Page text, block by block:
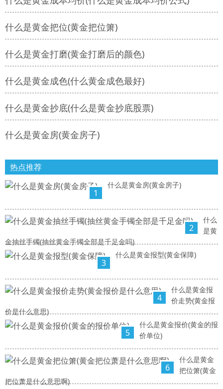
什么是黄金把位(黄金把位箫)
什么是黄金打磨(黄金打磨后的颜色)
什么是黄金成色(什么黄金成色最好)
什么是黄金抄底(什么是黄金抄底股票)
什么是黄金房(黄金房子)
热点推荐
1
什么是黄金房(黄金房子)
2
什么
是黄
金抽丝手镯(抽丝黄金手镯全部是千足金吗)
3
什么是黄金报型(黄金保障)
4
什么是黄金报
价走势(黄金报
价是什么意思)
5
什么是黄金报价(黄金的报
价单位)
6
什么是黄金
把位箫(黄金
把位萧是什么意思啊)